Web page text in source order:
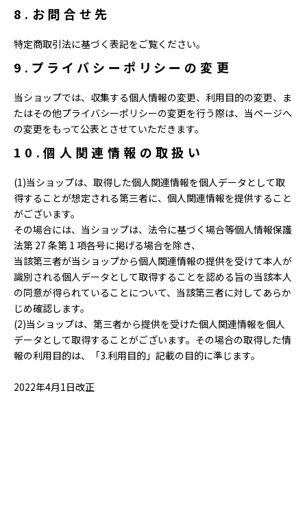
8.お問合せ先
特定商取引法に基づく表記をご覧ください。
9.プライバシーポリシーの変更
当ショップでは、収集する個人情報の変更、利用目的の変更、ま
たはその他プライバシーポリシーの変更を行う際は、当ページへ
の変更をもって公表とさせていただきます。
10.個人関連情報の取扱い
(1)当ショップは、取得した個人関連情報を個人データとして取
得することが想定される第三者に、個人関連情報を提供すること
がございます。
その場合には、当ショップは、法令に基づく場合等個人情報保護
法第 27 条第 1 項各号に掲げる場合を除き、
当該第三者が当ショップから個人関連情報の提供を受けて本人が
識別される個人データとして取得することを認める旨の当該本人
の同意が得られていることについて、当該第三者に対してあらか
じめ確認します。
(2)当ショップは、第三者から提供を受けた個人関連情報を個人
データとして取得することがございます。その場合の取得した情
報の利用目的は、「3.利用目的」記載の目的に準じます。
2022年4月1日改正